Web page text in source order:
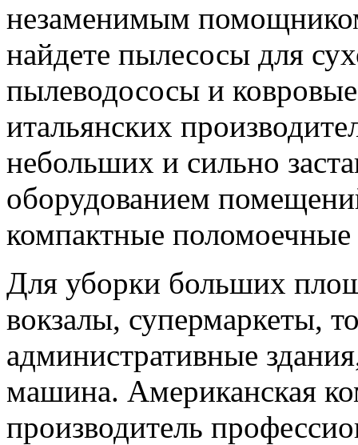
незаменимым
найдете пылесосы для
пылеводососы и
итальянских
небольших и сильно
оборудованием
компактные
Для уборки больших
вокзалы, супермаркеты,
административные
машина. Американская
производитель